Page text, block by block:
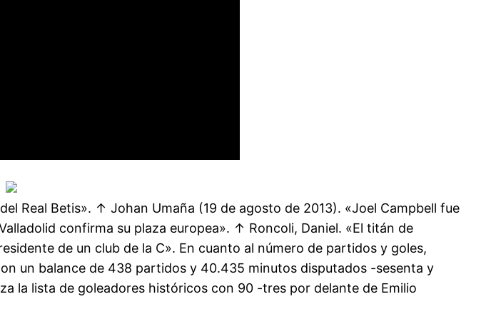
Real Betis». ↑ Johan Umaña (19 de agosto de 2013). «Joel Campbell fue
confirma su plaza europea». ↑ Roncoli, Daniel. «El titán de
de un club de la C». En cuanto al número de partidos y goles,
un balance de 438 partidos y 40.435 minutos disputados -sesenta y
la lista de goleadores históricos con 90 -tres por delante de Emilio